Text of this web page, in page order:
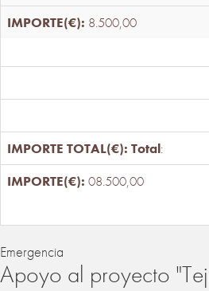
8.500,00
Total:
08.500,00
Emergencia
Apoyo al proyecto